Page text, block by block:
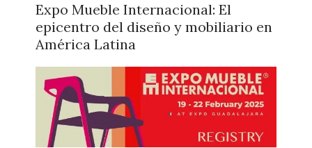
Expo Mueble Internacional: El
epicentro del diseño y mobiliario en
América Latina